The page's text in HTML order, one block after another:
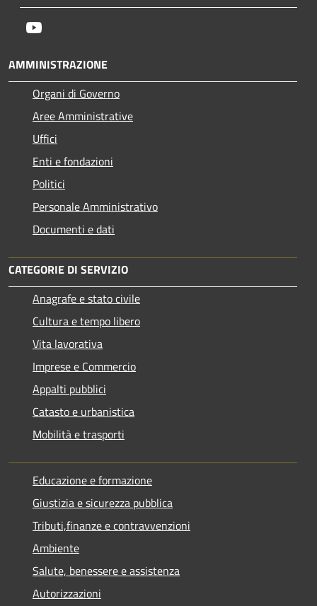
AMMINISTRAZIONE
Organi di Governo
Aree Amministrative
Uffici
Enti e fondazioni
Politici
Personale Amministrativo
Documenti e dati
CATEGORIE DI SERVIZIO
Anagrafe e stato civile
Cultura e tempo libero
Vita lavorativa
Imprese e Commercio
Appalti pubblici
Catasto e urbanistica
Mobilità e trasporti
Educazione e formazione
Giustizia e sicurezza pubblica
Tributi,finanze e contravvenzioni
Ambiente
Salute, benessere e assistenza
Autorizzazioni